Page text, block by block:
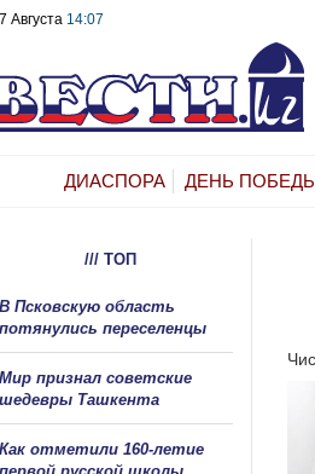
Августа 14:07
ДИАСПОРА ДЕНЬ
/// ТОП
В Псковскую область
потянулись переселенцы
Мир признал советские
шедевры Ташкента
Как отметили 160-летие